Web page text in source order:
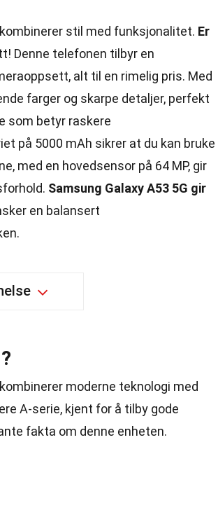
stil med funksjonalitet. Er
Denne telefonen tilbyr en
alt til en rimelig pris. Med
farger og skarpe detaljer, perfekt
som betyr raskere
på 5000 mAh sikrer at du kan bruke
med en hovedsensor på 64 MP, gir
Samsung Galaxy A53 5G gir
en balansert
moderne teknologi med
A-serie, kjent for å tilby gode
fakta om denne enheten.